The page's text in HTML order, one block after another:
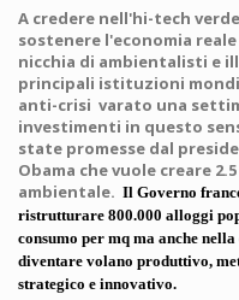
A credere nell'hi-tech
sostenere l'economia
nicchia di ambientalisti e
principali istituzioni
anti-crisi varato una
investimenti in questo
state promesse dal
Obama che vuole creare
ambientale. Il Governo
ristrutturare 800.000 alloggi
consumo per mq ma anche
diventare volano produttivo,
strategico e innovativo.